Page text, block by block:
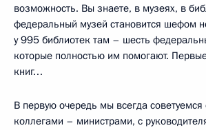
возможность. Вы знаете, в музеях, в
федеральный музей становится шефом
у 995 библиотек там – шесть
которые полностью им помогают.
книг…
В первую очередь мы всегда
коллегами – министрами, с